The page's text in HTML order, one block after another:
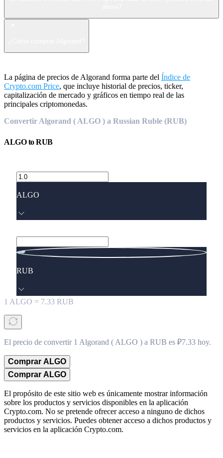
La página de precios de Algorand forma parte del Índice de
Crypto.com Price, que incluye historial de precios, ticker,
capitalización de mercado y gráficos en tiempo real de las
principales criptomonedas.
Convertir Algorand ( ALGO ) a Russian Ruble (RUB)
ALGOtoRUB
ALGO
RUB
1 ALGO = 7.33 RUB
El precio de convertir 1 Algorand ( ALGO ) a RUB es ₽7.33 hoy.
Comprar ALGO
Comprar ALGO
El propósito de este sitio web es únicamente mostrar información
sobre los productos y servicios disponibles en la aplicación
Crypto.com. No se pretende ofrecer acceso a ninguno de dichos
productos y servicios. Puedes obtener acceso a dichos productos y
servicios en la aplicación Crypto.com.